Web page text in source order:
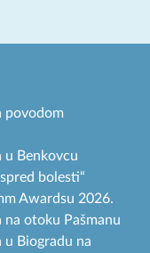
povodom
u Benkovcu
bolesti“
Awardsu 2026.
otoku Pašmanu
u Biogradu na